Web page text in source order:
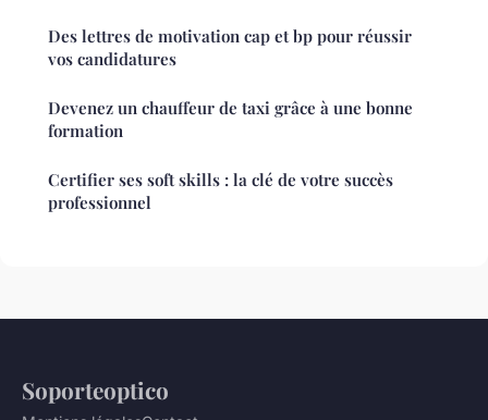
Des lettres de motivation cap et bp pour réussir
vos candidatures
Devenez un chauffeur de taxi grâce à une bonne
formation
Certifier ses soft skills : la clé de votre succès
professionnel
Soporteoptico